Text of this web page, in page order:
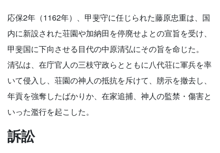
応保2年（1162年）、甲斐守に任じられた藤原忠重は、国
内に新設された荘園や加納田を停廃せよとの宣旨を受け、
甲斐国に下向させる目代の中原清弘にその旨を命じた。
清弘は、在庁官人の三枝守政らとともに八代荘に軍兵を率
いて侵入し、荘園の神人の抵抗を斥けて、牓示を撤去し、
年貢を強奪したばかりか、在家追捕、神人の監禁・傷害と
いった濫行を起こした。
訴訟